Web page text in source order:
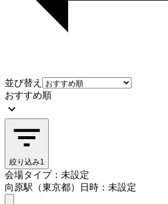
並び替え
おすすめ順
絞り込み1
会場タイプ：未設定
向原駅（東京都）
日時：未設定